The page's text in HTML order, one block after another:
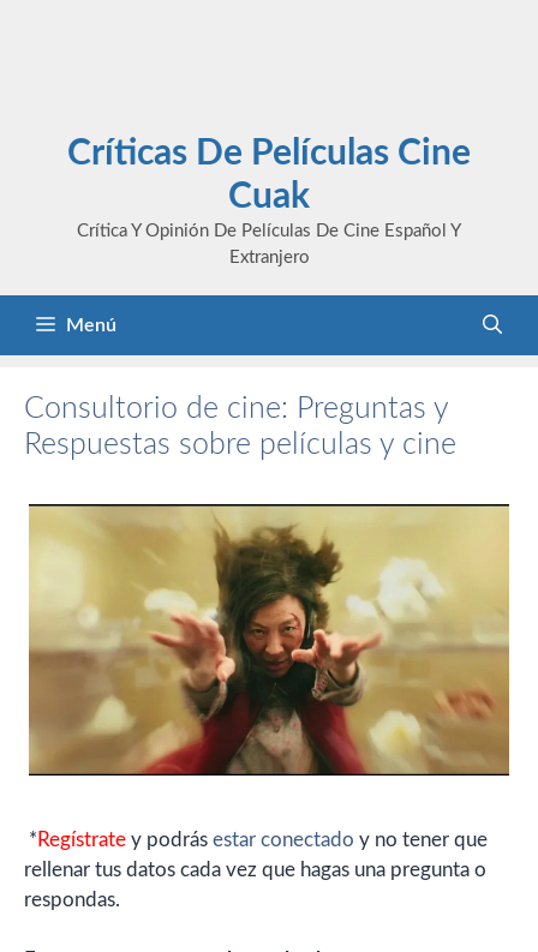
Críticas De Películas Cine
Cuak
Crítica Y Opinión De Películas De Cine Español Y
Extranjero
Menú
Consultorio de cine: Preguntas y
Respuestas sobre películas y cine
* Regístrate y podrás estar conectado y no tener que
rellenar tus datos cada vez que hagas una pregunta o
respondas.